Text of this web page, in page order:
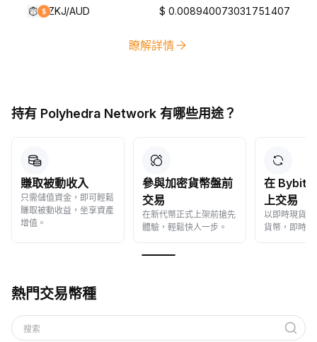
ZKJ/AUD $ 0.008940073031751407
瞭解詳情
持有 Polyhedra Network 有哪些用途？
賺取被動收入
只需儲值資金，即可輕鬆
賺取被動收益，坐享資產
增值。
參與加密貨幣盤前
交易
在新代幣正式上架前搶先
體驗，輕鬆快人一步。
在 Bybit
上交易
以即時現貨
貨幣，即時成
熱門交易幣種
搜索